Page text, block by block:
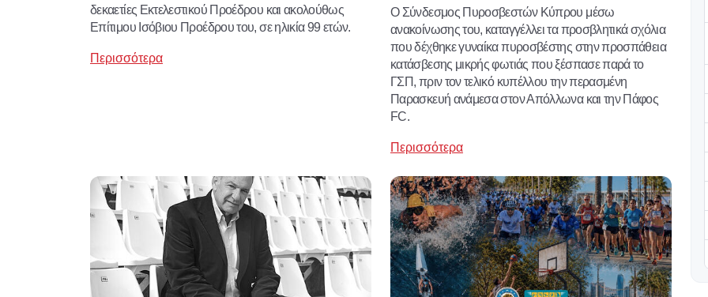
δεκαετίες Εκτελεστικού Προέδρου και ακολούθως
Επίτιμου Ισόβιου Προέδρου του, σε ηλικία 99 ετών.
Περισσότερα
Ο Σύνδεσμος Πυροσβεστών Κύπρου μέσω
ανακοίνωσης του, καταγγέλλει τα προσβλητικά σχόλια
που δέχθηκε γυναίκα πυροσβέστης στην προσπάθεια
κατάσβεσης μικρής φωτιάς που ξέσπασε παρά το
ΓΣΠ, πριν τον τελικό κυπέλλου την περασμένη
Παρασκευή ανάμεσα στον Απόλλωνα και την Πάφος
FC.
Περισσότερα